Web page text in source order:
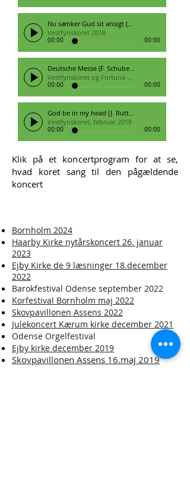
Nu sænker Gud sit ansigt (C. Dyrst)
Vestfynskoret 2018
00:00 00:00
Deutsche Messe (F. Schubert)
Vestfynskoret og Fortuna-koret
00:00 00:00
God be in my head (J. Rutter)
Vestfynskoret, februar 2018
00:00 00:00
Klik på et koncertprogram for at se,
hvad koret sang til den pågældende
koncert
Bornholm 2024
Haarby Kirke nytårskoncert 26. januar
2023
Ejby Kirke de 9 læsninger 18.december
2022
Barokfestival Odense september 2022
Korfestival Bornholm maj 2022
Skovpavillonen Assens 2022
Julekoncert Kærum kirke december 2021
Odense Orgelfestival
Ejby kirke december 2019
Skovpavillonen Assens 16.maj 2019